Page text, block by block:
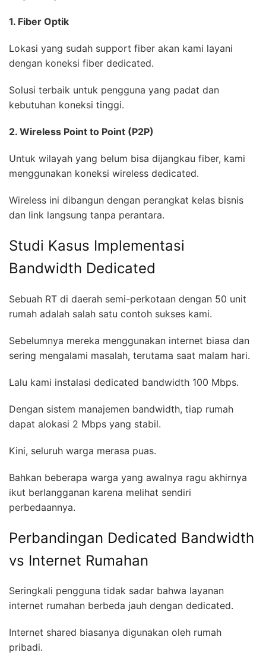
1. Fiber Optik
Lokasi yang sudah support fiber akan kami layani
dengan koneksi fiber dedicated.
Solusi terbaik untuk pengguna yang padat dan
kebutuhan koneksi tinggi.
2. Wireless Point to Point (P2P)
Untuk wilayah yang belum bisa dijangkau fiber, kami
menggunakan koneksi wireless dedicated.
Wireless ini dibangun dengan perangkat kelas bisnis
dan link langsung tanpa perantara.
Studi Kasus Implementasi
Bandwidth Dedicated
Sebuah RT di daerah semi-perkotaan dengan 50 unit
rumah adalah salah satu contoh sukses kami.
Sebelumnya mereka menggunakan internet biasa dan
sering mengalami masalah, terutama saat malam hari.
Lalu kami instalasi dedicated bandwidth 100 Mbps.
Dengan sistem manajemen bandwidth, tiap rumah
dapat alokasi 2 Mbps yang stabil.
Kini, seluruh warga merasa puas.
Bahkan beberapa warga yang awalnya ragu akhirnya
ikut berlangganan karena melihat sendiri
perbedaannya.
Perbandingan Dedicated Bandwidth
vs Internet Rumahan
Seringkali pengguna tidak sadar bahwa layanan
internet rumahan berbeda jauh dengan dedicated.
Internet shared biasanya digunakan oleh rumah
pribadi.